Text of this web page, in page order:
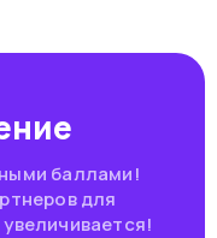
баллами!
для